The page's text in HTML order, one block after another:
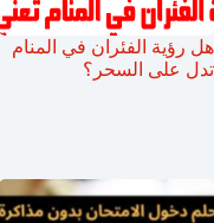
هل رؤية الفئران في المنام
تدل على السحر؟